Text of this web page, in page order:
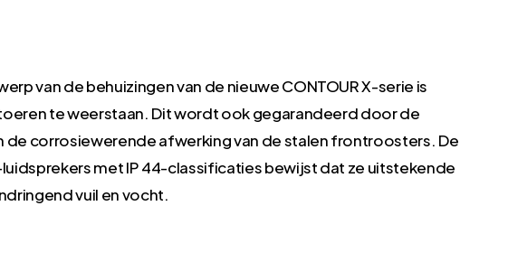
van de behuizingen van de nieuwe CONTOUR X-serie is
te weerstaan. Dit wordt ook gegarandeerd door de
de corrosiewerende afwerking van de stalen frontroosters. De
met IP 44-classificaties bewijst dat ze uitstekende
vuil en vocht.